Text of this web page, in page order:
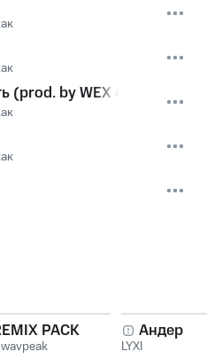
by WEX & LAWZY)
PACK
wavpeak
Андер
LYXI